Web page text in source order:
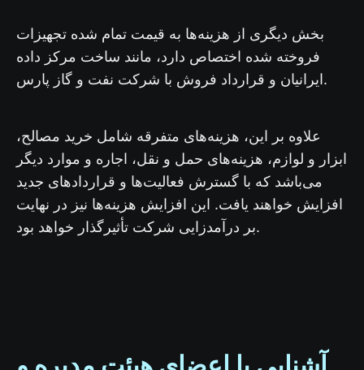
بخش دیگری از هزینه‌ها به قیمت تمام شده تجهیزات
فروخته شده اختصاص دارد، مانند ساخت مرکز داده
ایرانیان و قرارداد فروش با شرکت نفت و گاز پارس.
علاوه بر این، هزینه‌های متفرقه شامل خرید مصالح،
ابزار و لوازم، هزینه‌های حمل و نقل، اجاره و موارد دیگر
می‌باشد که با گسترش فعالیت‌ها و قراردادهای جدید
افزایش خواهند یافت. این افزایش هزینه‌ها نیز در نهایت
بر درآمدزایی شرکت تأثیرگذار خواهد بود.